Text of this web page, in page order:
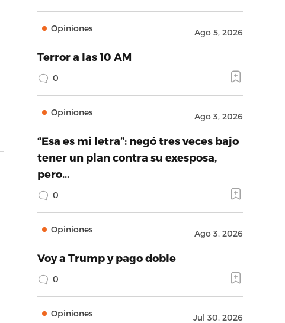
Opiniones Ago 5, 2026
Terror a las 10 AM
0
Opiniones Ago 3, 2026
“Esa es mi letra”: negó tres veces bajo
tener un plan contra su exesposa,
pero…
0
Opiniones Ago 3, 2026
Voy a Trump y pago doble
0
Opiniones Jul 30, 2026